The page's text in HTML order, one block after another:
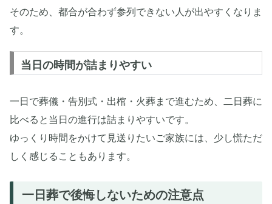
そのため、都合が合わず参列できない人が出やすくなりま
す。
当日の時間が詰まりやすい
一日で葬儀・告別式・出棺・火葬まで進むため、二日葬に
比べると当日の進行は詰まりやすいです。
ゆっくり時間をかけて見送りたいご家族には、少し慌ただ
しく感じることもあります。
一日葬で後悔しないための注意点